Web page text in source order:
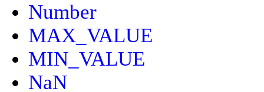
Number
MAX_VALUE
MIN_VALUE
NaN